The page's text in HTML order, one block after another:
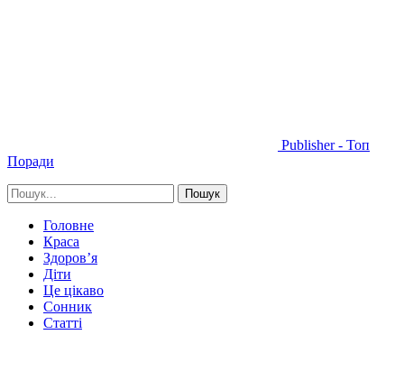
Publisher - Топ
Поради
Головне
Краса
Здоров’я
Діти
Це цікаво
Сонник
Статті